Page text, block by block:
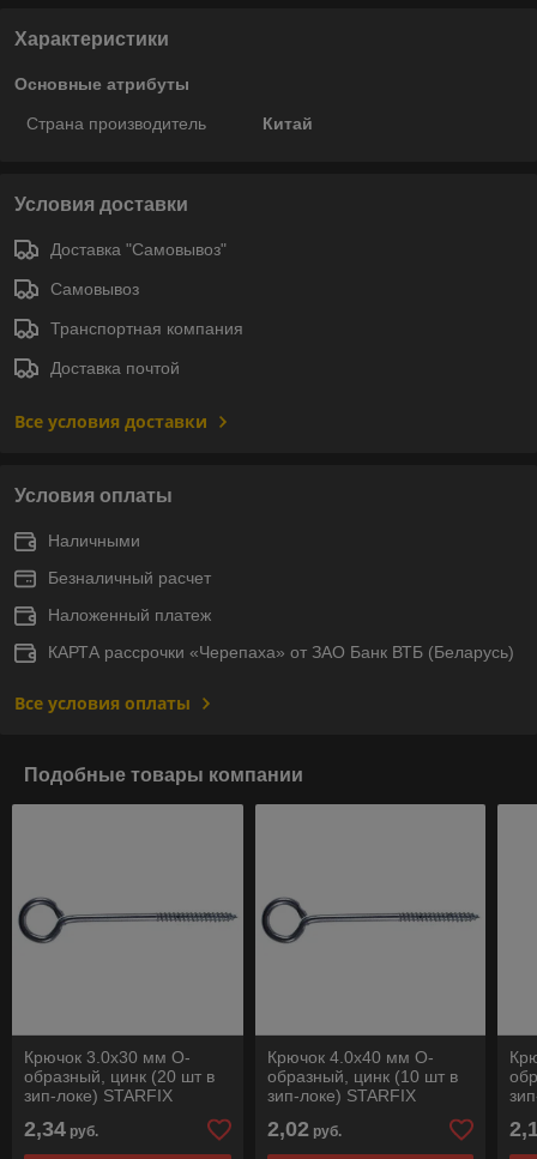
Характеристики
Основные атрибуты
Страна производитель Китай
Условия доставки
Доставка "Самовывоз"
Самовывоз
Транспортная компания
Доставка почтой
Все условия доставки
Условия оплаты
Наличными
Безналичный расчет
Наложенный платеж
КАРТА рассрочки «Черепаха» от ЗАО Банк ВТБ (Беларусь)
Все условия оплаты
Подобные товары компании
Крючок 3.0х30 мм О-
образный, цинк (20 шт в
зип-локе) STARFIX
2,34 руб.
Крючок 4.0х40 мм О-
образный, цинк (10 шт в
зип-локе) STARFIX
2,02руб.